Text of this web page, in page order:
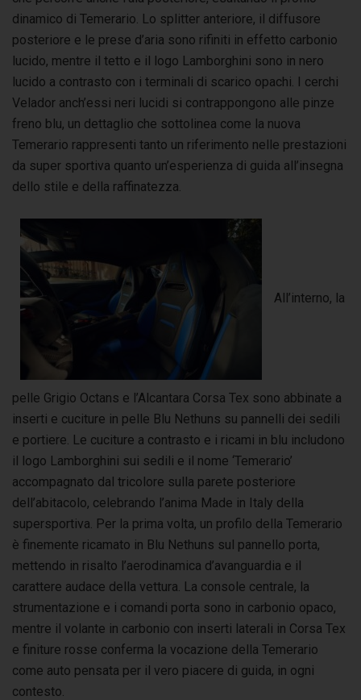
dinamico di Temerario. Lo splitter anteriore, il diffusore
posteriore e le prese d’aria sono rifiniti in effetto carbonio
lucido, mentre il tetto e il logo Lamborghini sono in nero
lucido a contrasto con i terminali di scarico opachi. I cerchi
Velador anch’essi neri lucidi si contrappongono alle pinze
freno blu, un dettaglio che sottolinea come la nuova
Temerario rappresenti tanto un riferimento nelle prestazioni
da super sportiva quanto un’esperienza di guida all’insegna
dello stile e della raffinatezza.
All’interno, la
pelle Grigio Octans e l’Alcantara Corsa Tex sono abbinate a
inserti e cuciture in pelle Blu Nethuns su pannelli dei sedili
e portiere. Le cuciture a contrasto e i ricami in blu includono
il logo Lamborghini sui sedili e il nome ‘Temerario’
accompagnato dal tricolore sulla parete posteriore
dell’abitacolo, celebrando l’anima Made in Italy della
supersportiva. Per la prima volta, un profilo della Temerario
è finemente ricamato in Blu Nethuns sul pannello porta,
mettendo in risalto l’aerodinamica d’avanguardia e il
carattere audace della vettura. La console centrale, la
strumentazione e i comandi porta sono in carbonio opaco,
mentre il volante in carbonio con inserti laterali in Corsa Tex
e finiture rosse conferma la vocazione della Temerario
come auto pensata per il vero piacere di guida, in ogni
contesto.